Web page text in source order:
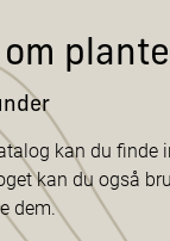
kan du
kan du også
dem.